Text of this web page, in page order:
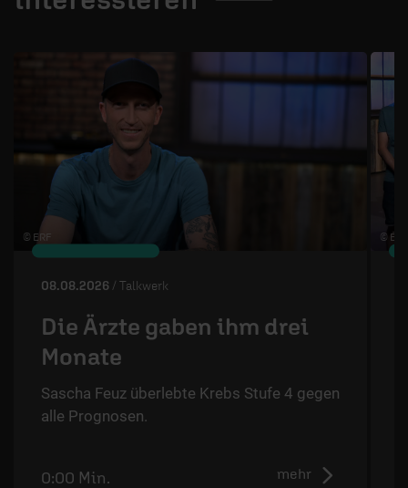
© ERF
08.08.2026 / Talkwerk
Die Ärzte gaben ihm drei
Monate
Sascha Feuz überlebte Krebs Stufe 4 gegen
alle Prognosen.
mehr
0:00 Min.
© ÉRF